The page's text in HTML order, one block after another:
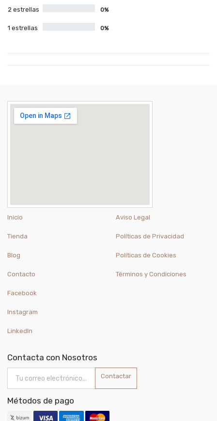
2 estrellas 0%
1 estrellas 0%
Inicio
Tienda
Blog
Contacto
Aviso Legal
Políticas de Privacidad
Políticas de Cookies
Términos y Condiciones
Facebook
Instagram
LinkedIn
Contacta con Nosotros
Contactar
Métodos de pago